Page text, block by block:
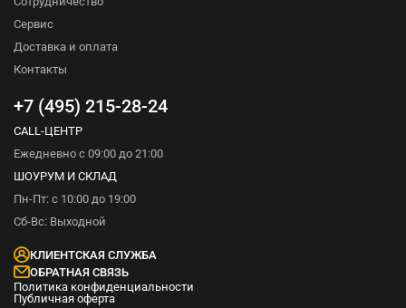
Сервис
Доставка и оплата
Контакты
+7 (495) 215-28-24
CALL-ЦЕНТР
Ежедневно с 09:00 до 21:00
ШОУРУМ И СКЛАД
Пн-Пт: с 10:00 до 19:00
Сб-Вс: Выходной
КЛИЕНТСКАЯ СЛУЖБА
ОБРАТНАЯ СВЯЗЬ
Политика конфиденциальности
Публичная оферта